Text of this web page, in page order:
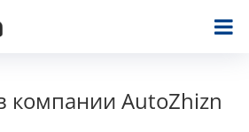
компании AutoZhizn